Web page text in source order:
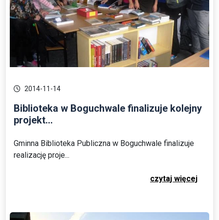
2014-11-14
Biblioteka w Boguchwale finalizuje kolejny
projekt...
Gminna Biblioteka Publiczna w Boguchwale finalizuje
realizację proje...
czytaj więcej